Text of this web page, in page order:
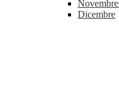
Novembre
Dicembre